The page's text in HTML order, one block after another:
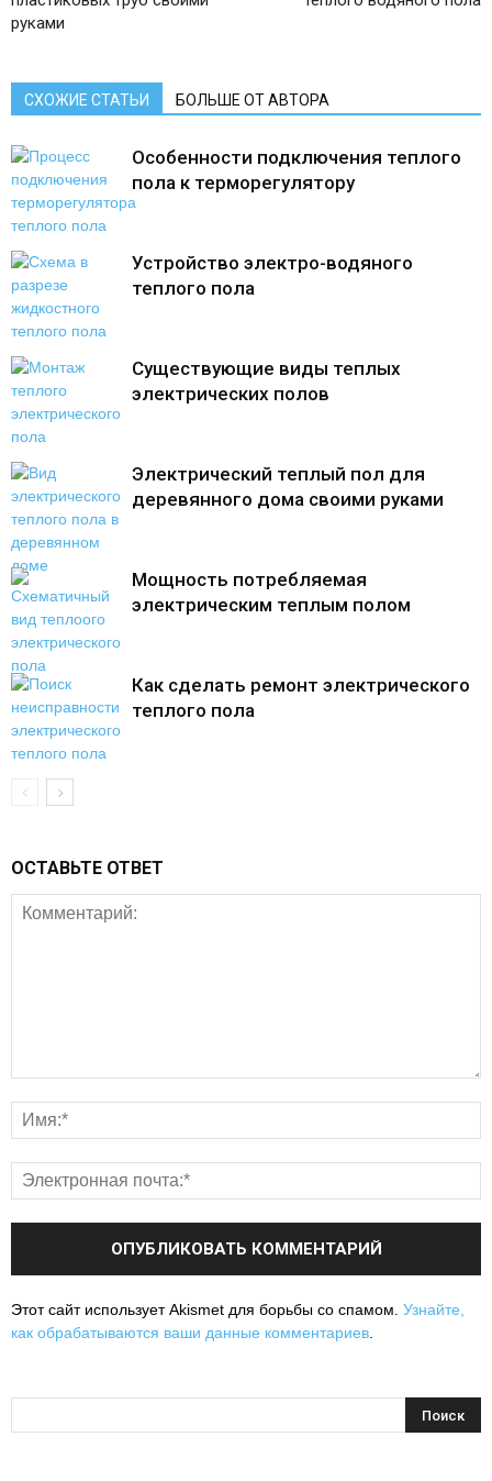
руками
СХОЖИЕ СТАТЬИ БОЛЬШЕ ОТ АВТОРА
Особенности подключения теплого
пола к терморегулятору
Устройство электро-водяного
теплого пола
Существующие виды теплых
электрических полов
Электрический теплый пол для
деревянного дома своими руками
Мощность потребляемая
электрическим теплым полом
Как сделать ремонт электрического
теплого пола
ОСТАВЬТЕ ОТВЕТ
Этот сайт использует Akismet для борьбы со спамом. Узнайте,
как обрабатываются ваши данные комментариев